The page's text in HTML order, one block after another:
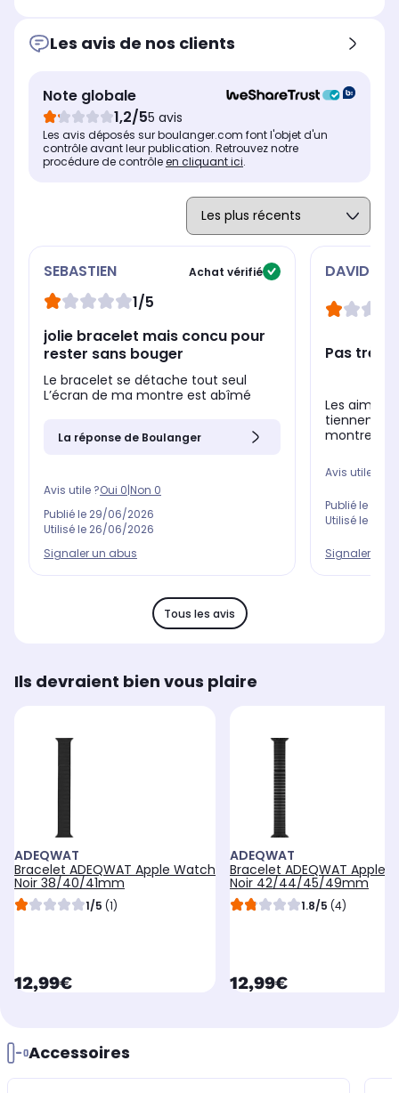
de poignet de 130 à 200 mm
Les avis de nos clients
Note globale
1,2/55 avis
Les avis déposés sur boulanger.com font l'objet d'un
contrôle avant leur publication. Retrouvez notre
procédure de contrôleen cliquant ici.
SEBASTIEN Achat vérifié
1/5
jolie bracelet mais concu pour
rester sans bouger
Le bracelet se détache tout seul
L’écran de ma montre est abîmé
La réponse de Boulanger
Avis utile ?Oui 0|Non 0
Publié le 29/06/2026
Utilisé le 26/06/2026
Signaler un abus
DAVID
Pas très
Les
tiennent
montre à
Avis utile ?
Publié le
Utilisé le
Signaler un
Tous les avis
Ils devraient bien vous plaire
ADEQWAT
Bracelet ADEQWAT Apple Watch
Noir 38/40/41mm
1/5 (1)
currentPrice
12,99€
ADEQWAT
Bracelet ADEQWAT Apple
Noir 42/44/45/49mm
1.8/5 (4)
currentPrice
12,99€
Accessoires